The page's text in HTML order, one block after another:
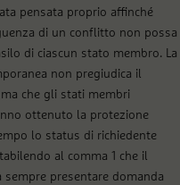
pensata proprio affinché
di un conflitto non possa
di ciascun stato membro. La
non pregiudica il
che gli stati membri
ottenuto la protezione
lo status di richiedente
al comma 1 che il
presentare domanda